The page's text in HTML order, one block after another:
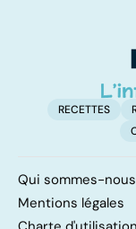
RECETTES
Qui sommes-
Mentions légales